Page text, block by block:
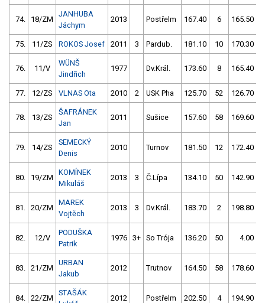
74. 18/ZM
JANHUBA
Jáchym
2013 Postřelm 167.40 6 165.50
75. 11/ZS ROKOS Josef 2011 3 Pardub. 181.10 10 170.30
76. 11/V
WÜNŠ
Jindřich
1977 Dv.Král. 173.60 8 165.40
77. 12/ZS VLNAS Ota 2010 2 USK Pha 125.70 52 126.70
78. 13/ZS
ŠAFRÁNEK
Jan
2011 Sušice 157.60 58 169.60
79. 14/ZS
SEMECKÝ
Denis
2010 Turnov 181.50 12 172.40
80. 19/ZM
KOMÍNEK
Mikuláš
2013 3 Č.Lípa 134.10 50 142.90
81. 20/ZM
MAREK
Vojtěch
2013 3 Dv.Král. 183.70 2 198.80
82. 12/V
PODUŠKA
Patrik
1976 3+ So Trója 136.20 50 4.00
83. 21/ZM
URBAN
Jakub
2012 Trutnov 164.50 58 178.60
84. 22/ZM
STAŠÁK
2012 Postřelm 202.50 4 194.90